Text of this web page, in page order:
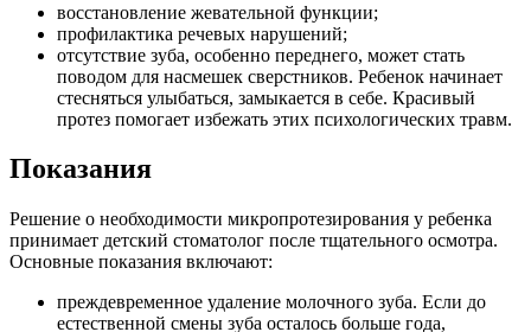
восстановление жевательной функции;
профилактика речевых нарушений;
отсутствие зуба, особенно переднего, может стать
поводом для насмешек сверстников. Ребенок начинает
стесняться улыбаться, замыкается в себе. Красивый
протез помогает избежать этих психологических травм.
Показания
Решение о необходимости микропротезирования у ребенка
принимает детский стоматолог после тщательного осмотра.
Основные показания включают:
преждевременное удаление молочного зуба. Если до
естественной смены зуба осталось больше года,